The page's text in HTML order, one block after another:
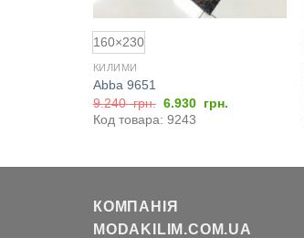
160×230
КИЛИМИ
Abba 9651
9.240грн. Оригінальна
ціна:
9.240
6.930 грн.
Код товара: 9243
КОМПАНІЯ
MODAKILIM.COM.UA